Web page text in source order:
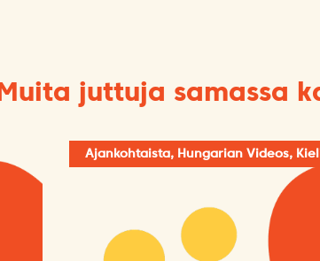
Muita juttuja samassa
Ajankohtaista, Hungarian Videos,